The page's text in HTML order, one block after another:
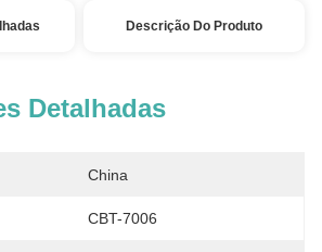
Descrição Do Produto
Detalhadas
China
CBT-7006